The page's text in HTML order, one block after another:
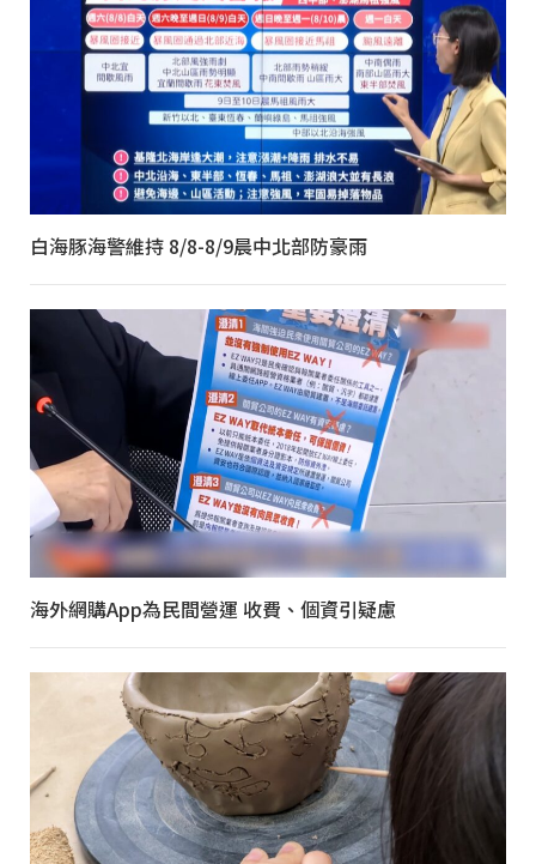
白海豚海警維持 8/8-8/9晨中北部防豪雨
海外網購App為民間營運 收費、個資引疑慮